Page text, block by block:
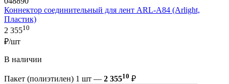
Коннектор соединительный для лент ARL-A84 (Arlight,
Пластик)
2 35510
₽/шт
В наличии
Пакет (полиэтилен) 1 шт — 2 35510 ₽